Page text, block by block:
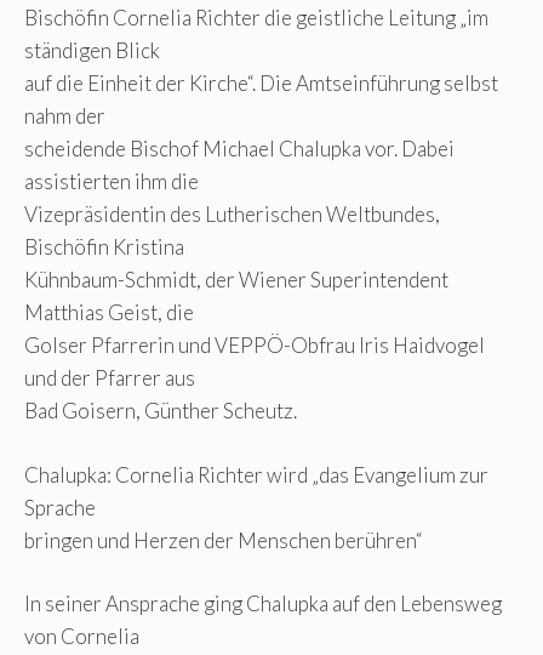
Bischöfin Cornelia Richter die geistliche Leitung „im
ständigen Blick
auf die Einheit der Kirche“. Die Amtseinführung selbst
nahm der
scheidende Bischof Michael Chalupka vor. Dabei
assistierten ihm die
Vizepräsidentin des Lutherischen Weltbundes,
Bischöfin Kristina
Kühnbaum-Schmidt, der Wiener Superintendent
Matthias Geist, die
Golser Pfarrerin und VEPPÖ-Obfrau Iris Haidvogel
und der Pfarrer aus
Bad Goisern, Günther Scheutz.
Chalupka: Cornelia Richter wird „das Evangelium zur
Sprache
bringen und Herzen der Menschen berühren“
In seiner Ansprache ging Chalupka auf den Lebensweg
von Cornelia